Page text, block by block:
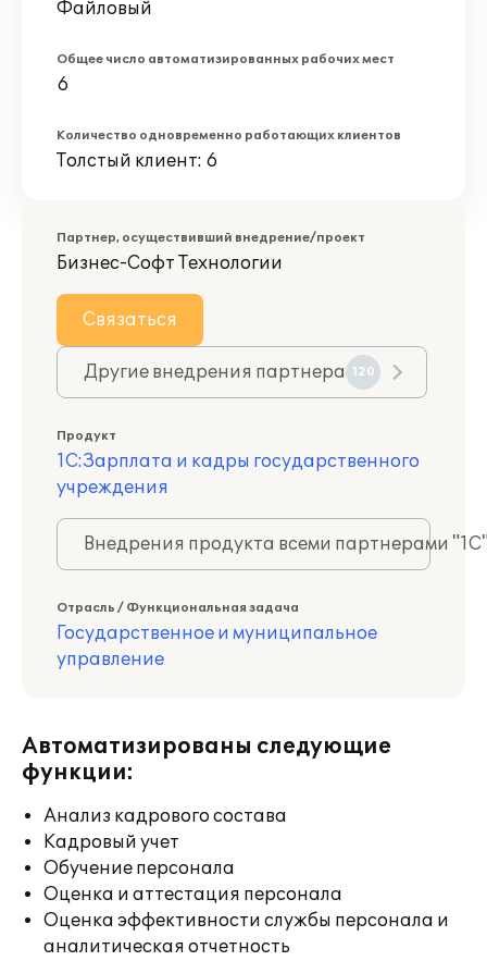
Файловый
Общее число автоматизированных рабочих мест
6
Количество одновременно работающих клиентов
Толстый клиент: 6
Партнер, осуществивший внедрение/проект
Бизнес-Софт Технологии
Связаться
Другие внедрения партнера 120
Продукт
1С:Зарплата и кадры государственного
учреждения
Внедрения продукта всеми партнерами
Отрасль / Функциональная задача
Государственное и муниципальное
управление
Автоматизированы следующие
функции:
Анализ кадрового состава
Кадровый учет
Обучение персонала
Оценка и аттестация персонала
Оценка эффективности службы персонала и
аналитическая отчетность